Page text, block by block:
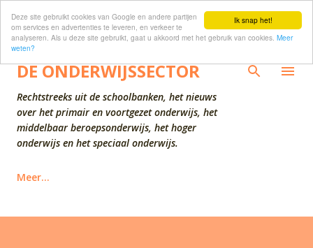
Ik snap het!
Deze site gebruikt cookies van Google en andere partijen
om services en advertenties te leveren, en verkeer te
analyseren. Als u deze site gebruikt, gaat u akkoord met het gebruik van cookies. Meer
weten?
Doorgaan naar hoofdcontent
DE ONDERWIJSSECTOR
Rechtstreeks uit de schoolbanken, het nieuws
over het primair en voortgezet onderwijs, het
middelbaar beroepsonderwijs, het hoger
onderwijs en het speciaal onderwijs.
Meer…